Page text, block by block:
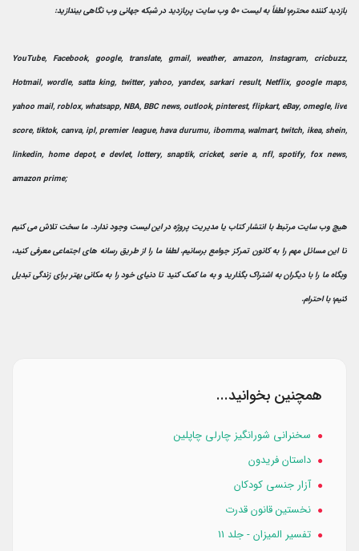
بازدید کننده محترم؛ لطفاً به لیست 50 وب سایت پربازدید در شبکه جهانی وب نگاهی بیندازید:
YouTube, Facebook, google, translate, gmail, weather, amazon, Instagram, cricbuzz,
Hotmail, wordle, satta king, twitter, yahoo, yandex, sarkari result, Netflix, google maps,
yahoo mail, roblox, whatsapp, NBA, BBC news, outlook, pinterest, flipkart, eBay, omegle, live
score, tiktok, canva, ipl, premier league, hava durumu, ibomma, walmart, twitch, ikea, shein,
linkedin, home depot, e devlet, lottery, snaptik, cricket, serie a, nfl, spotify, fox news,
amazon prime;
هیچ وب سایت مرتبط با انتشار کتاب یا مدیریت پروژه در این لیست وجود ندارد. ما سخت تلاش می کنیم
تا این مسائل مهم را به کانون تمرکز جوامع برسانیم. لطفا ما را از طریق رسانه های اجتماعی معرفی کنید،
وبگاه ما را با دیگران به اشتراک بگذارید و به ما کمک کنید تا دنیای خود را به مکانی بهتر برای زندگی تبدیل
کنیم؛ با احترام.
همچنین بخوانید...
سخنرانی شورانگیز چارلی چاپلین
داستان فریدون
آزار جنسی کودکان
نخستین قانون قدرت
تفسیر المیزان - جلد 11